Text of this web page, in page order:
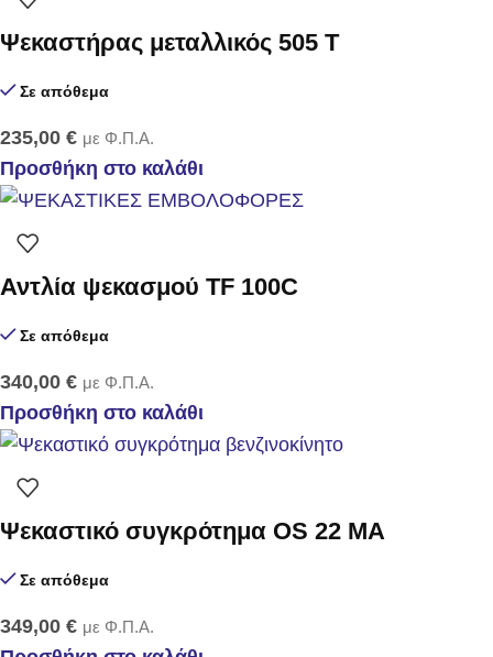
Ψεκαστήρας μεταλλικός 505 T
Σε απόθεμα
235,00 € με Φ.Π.Α.
Προσθήκη στο καλάθι
Αντλία ψεκασμού TF 100C
Σε απόθεμα
340,00 € με Φ.Π.Α.
Προσθήκη στο καλάθι
Ψεκαστικό συγκρότημα OS 22 MA
Σε απόθεμα
349,00 € με Φ.Π.Α.